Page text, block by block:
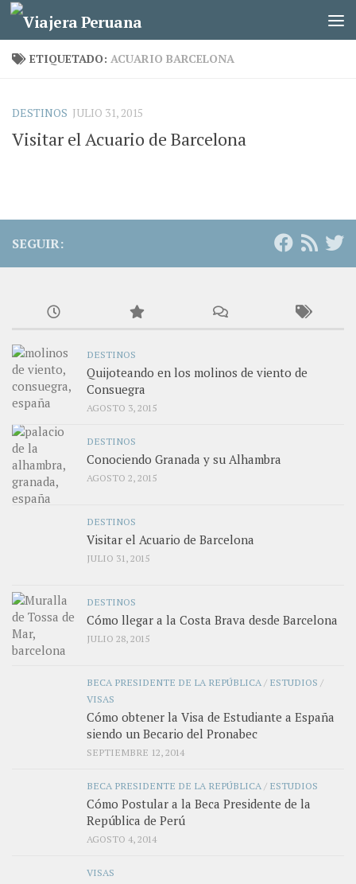
Saltar al contenido
ETIQUETADO: ACUARIO BARCELONA
DESTINOS JULIO 31, 2015
Visitar el Acuario de Barcelona
SEGUIR:
DESTINOS
Quijoteando en los molinos de viento de
Consuegra
AGOSTO 3, 2015
DESTINOS
Conociendo Granada y su Alhambra
AGOSTO 2, 2015
DESTINOS
Visitar el Acuario de Barcelona
JULIO 31, 2015
DESTINOS
Cómo llegar a la Costa Brava desde Barcelona
JULIO 28, 2015
BECA PRESIDENTE DE LA REPÚBLICA / ESTUDIOS /
VISAS
Cómo obtener la Visa de Estudiante a España
siendo un Becario del Pronabec
SEPTIEMBRE 12, 2014
BECA PRESIDENTE DE LA REPÚBLICA / ESTUDIOS
Cómo Postular a la Beca Presidente de la
República de Perú
AGOSTO 4, 2014
VISAS